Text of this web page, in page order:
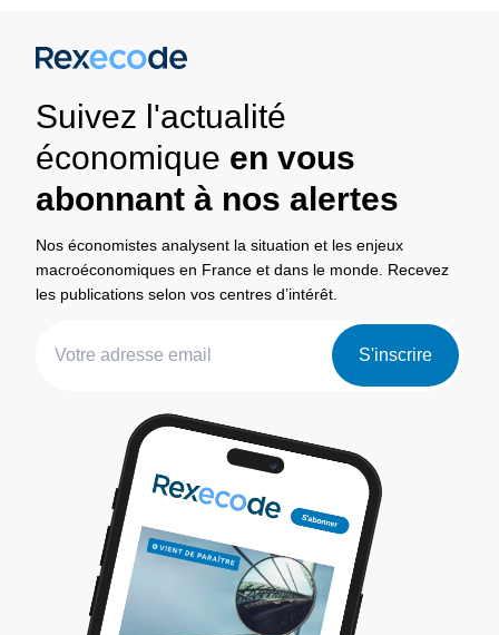
Suivez l'actualité
économique en vous
abonnant à nos alertes
Nos économistes analysent la situation et les enjeux
macroéconomiques en France et dans le monde. Recevez
les publications selon vos centres d’intérêt.
S'inscrire